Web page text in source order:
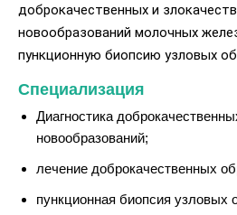
доброкачественных и
новообразований молочных
пункционную биопсию узловых
Специализация
Диагностика
новообразований;
лечение доброкачественных
пункционная биопсия узловых